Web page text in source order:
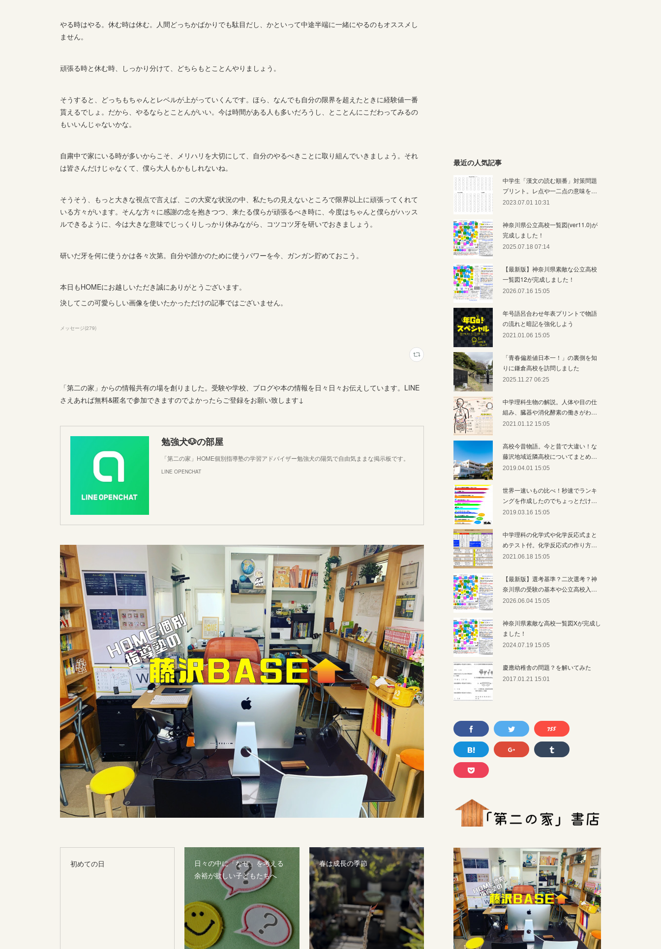
やる時はやる。休む時は休む。人間どっちかばかりでも駄目だし、かといって中途半端に一緒にやるのもオススメし
ません。
頑張る時と休む時、しっかり分けて、どちらもとことんやりましょう。
そうすると、どっちもちゃんとレベルが上がっていくんです。ほら、なんでも自分の限界を超えたときに経験値一番
貰えるでしょ。だから、やるならとことんがいい。今は時間がある人も多いだろうし、とことんにこだわってみるの
もいいんじゃないかな。
自粛中で家にいる時が多いからこそ、メリハリを大切にして、自分のやるべきことに取り組んでいきましょう。それ
は皆さんだけじゃなくて、僕ら大人もかもしれないね。
そうそう、もっと大きな視点で言えば、この大変な状況の中、私たちの見えないところで限界以上に頑張ってくれて
いる方々がいます。そんな方々に感謝の念を抱きつつ、来たる僕らが頑張るべき時に、今度はちゃんと僕らがハッス
ルできるように、今は大きな意味でじっくりしっかり休みながら、コツコツ牙を研いでおきましょう。
研いだ牙を何に使うかは各々次第。自分や誰かのために使うパワーを今、ガンガン貯めておこう。
本日もHOMEにお越しいただき誠にありがとうございます。
決してこの可愛らしい画像を使いたかっただけの記事ではございません。
メッセージ(279)
「第二の家」からの情報共有の場を創りました。受験や学校、ブログや本の情報を日々日々お伝えしています。LINE
さえあれば無料&匿名で参加できますのでよかったらご登録をお願い致します↓
勉強犬🐶の部屋
「第二の家」HOME個別指導塾の学習アドバイザー勉強犬の陽気で自由気ままな掲示板です。
LINE OPENCHAT
初めての日
日々の中に「なぜ」を考える
余裕が欲しい子どもたちへ
春は成長の季節
最近の人気記事
中学生「漢文の読む順番」対策問題
プリント。レ点や一二点の意味を…
2023.07.01 10:31
神奈川県公立高校一覧図(ver11.0)が
完成しました！
2025.07.18 07:14
【最新版】神奈川県素敵な公立高校
一覧図12が完成しました！
2026.07.16 15:05
年号語呂合わせ年表プリントで物語
の流れと暗記を強化しよう
2021.01.06 15:05
「青春偏差値日本一！」の裏側を知
りに鎌倉高校を訪問しました
2025.11.27 06:25
中学理科生物の解説。人体や目の仕
組み、臓器や消化酵素の働きがわ…
2021.01.12 15:05
高校今昔物語。今と昔で大違い！な
藤沢地域近隣高校についてまとめ…
2019.04.01 15:05
世界一速いもの比べ！秒速でランキ
ングを作成したのでちょっとだけ…
2019.03.16 15:05
中学理科の化学式や化学反応式まと
めテスト付。化学反応式の作り方…
2021.06.18 15:05
【最新版】選考基準？二次選考？神
奈川県の受験の基本や公立高校入…
2026.06.04 15:05
神奈川県素敵な高校一覧図Xが完成し
ました！
2024.07.19 15:05
慶應幼稚舎の問題？を解いてみた
2017.01.21 15:01